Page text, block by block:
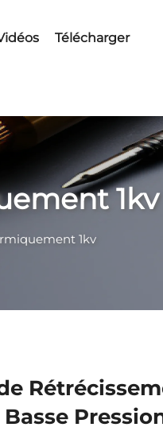
Télécharger
1kv
1kv
Basse